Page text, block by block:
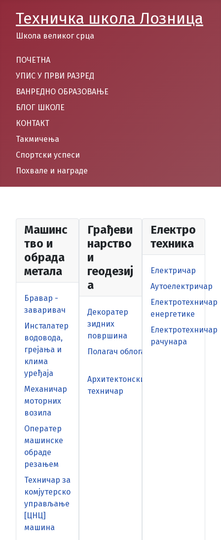
Техничка школа Лозница
Школа великог срца
ПОЧЕТНА
УПИС У ПРВИ РАЗРЕД
ВАНРЕДНО ОБРАЗОВАЊЕ
БЛОГ ШКОЛЕ
КОНТАКТ
Такмичења
Спортски успеси
Похвале и награде
Машинс
тво и
обрада
метала
Бравар -
заваривач
Инсталатер
водовода,
грејања и
клима
уређаја
Механичар
моторних
возила
Оператер
машинске
обраде
резањем
Техничар за
комјутерско
управљање
[ЦНЦ]
машина
Грађеви
нарство
и
геодезиј
а
Декоратер
зидних
површина
Полагач облога
Архитектонски
техничар
Електро
техника
Електричар
Аутоелектричар
Електротехничар
енергетике
Електротехничар
рачунара